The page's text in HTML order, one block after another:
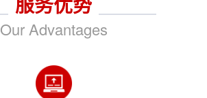
Our Advantages